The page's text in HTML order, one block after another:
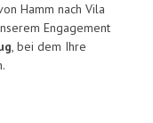
Hamm nach Vila
Engagement
, bei dem Ihre